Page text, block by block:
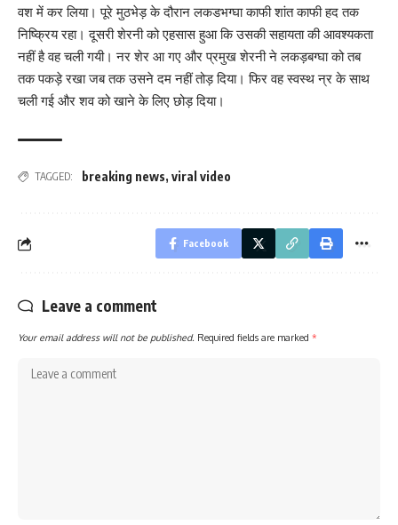
वश में कर लिया। पूरे मुठभेड़ के दौरान लकडभग्घा काफी शांत काफी हद तक
निष्क्रिय रहा। दूसरी शेरनी को एहसास हुआ कि उसकी सहायता की आवश्यकता
नहीं है वह चली गयी। नर शेर आ गए और प्रमुख शेरनी ने लकड़बग्घा को तब
तक पकड़े रखा जब तक उसने दम नहीं तोड़ दिया। फिर वह स्वस्थ न्र के साथ
चली गई और शव को खाने के लिए छोड़ दिया।
TAGGED: breaking news, viral video
Facebook
Leave a comment
Your email address will not be published. Required fields are marked *